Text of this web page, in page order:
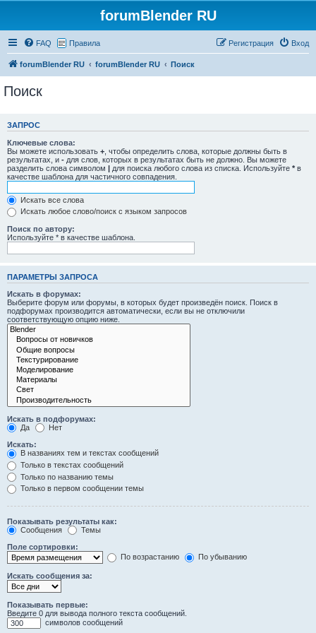
forumBlender RU
FAQ Правила Вход
Регистрация
forumBlender RU forumBlender RU Поиск
Поиск
ЗАПРОС
Ключевые слова:
Вы можете использовать + , чтобы определить слова, которые должны быть в
результатах, и - для слов, которых в результатах быть не должно. Вы можете
разделить слова символом | для поиска любого слова из списка. Используйте * в
качестве шаблона для частичного совпадения.
Искать все слова
Искать любое слово/поиск с языком запросов
Поиск по автору:
Используйте * в качестве шаблона.
ПАРАМЕТРЫ ЗАПРОСА
Искать в форумах:
Выберите форум или форумы, в которых будет произведён поиск. Поиск в
подфорумах производится автоматически, если вы не отключили
соответствующую опцию ниже.
Искать в подфорумах:
Да
Нет
Искать:
В названиях тем и текстах сообщений
Только в текстах сообщений
Только по названию темы
Только в первом сообщении темы
Показывать результаты как:
Сообщения
Темы
Поле сортировки:
По возрастанию
По убыванию
Искать сообщения за:
Показывать первые:
Введите 0 для вывода полного текста сообщений.
символов сообщений